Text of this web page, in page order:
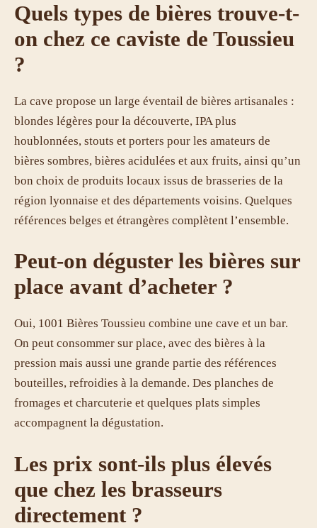
Quels types de bières trouve-t-
on chez ce caviste de Toussieu
?
La cave propose un large éventail de bières artisanales :
blondes légères pour la découverte, IPA plus
houblonnées, stouts et porters pour les amateurs de
bières sombres, bières acidulées et aux fruits, ainsi qu’un
bon choix de produits locaux issus de brasseries de la
région lyonnaise et des départements voisins. Quelques
références belges et étrangères complètent l’ensemble.
Peut-on déguster les bières sur
place avant d’acheter ?
Oui, 1001 Bières Toussieu combine une cave et un bar.
On peut consommer sur place, avec des bières à la
pression mais aussi une grande partie des références
bouteilles, refroidies à la demande. Des planches de
fromages et charcuterie et quelques plats simples
accompagnent la dégustation.
Les prix sont-ils plus élevés
que chez les brasseurs
directement ?